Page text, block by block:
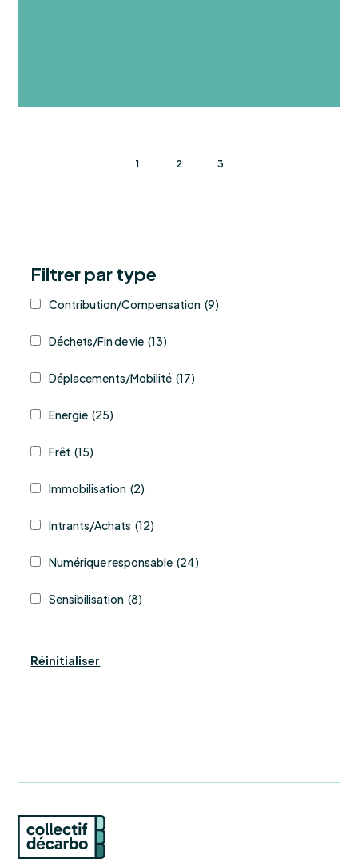
1 2 3
Filtrer par type
Contribution/Compensation (9)
Déchets/Fin de vie (13)
Déplacements/Mobilité (17)
Energie (25)
Frêt (15)
Immobilisation (2)
Intrants/Achats (12)
Numérique responsable (24)
Sensibilisation (8)
Réinitialiser